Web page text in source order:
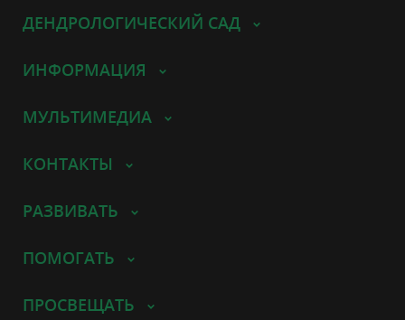
ДЕНДРОЛОГИЧЕСКИЙ САД
ИНФОРМАЦИЯ
МУЛЬТИМЕДИА
КОНТАКТЫ
РАЗВИВАТЬ
ПОМОГАТЬ
ПРОСВЕЩАТЬ